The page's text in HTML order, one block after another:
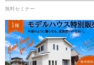
無料セミナー